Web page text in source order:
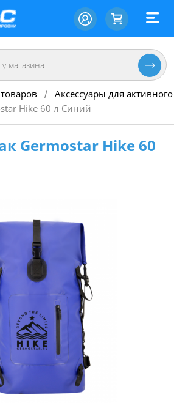
/ Аксессуары для
Hike 60 л Синий
Germostar Hike 60